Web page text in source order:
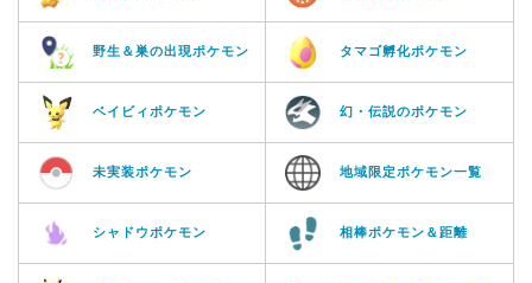
野生＆巣の出現ポケモン タマゴ孵化ポケモン
ベイビィポケモン 幻・伝説のポケモン
未実装ポケモン 地域限定ポケモン一覧
シャドウポケモン 相棒ポケモン＆距離